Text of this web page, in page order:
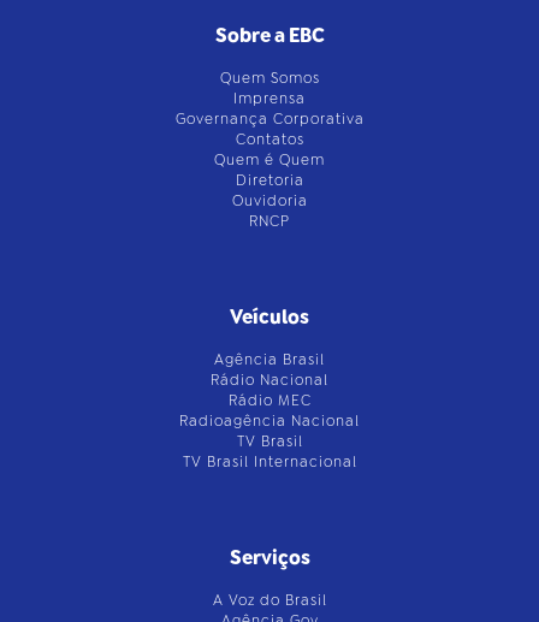
Sobre a EBC
Quem Somos
Imprensa
Governança Corporativa
Contatos
Quem é Quem
Diretoria
Ouvidoria
RNCP
Veículos
Agência Brasil
Rádio Nacional
Rádio MEC
Radioagência Nacional
TV Brasil
TV Brasil Internacional
Serviços
A Voz do Brasil